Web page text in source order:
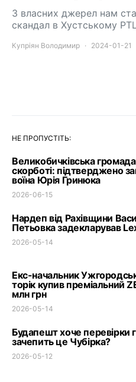
З власних джерел нам
скандал в Хустському
Купріян Володимир 2024-01-21
НЕ ПРОПУСТІТЬ:
Великобичківська
скорботі: підтверджено
воїна Юрія Гринюка
2026-06-15
Нардеп від Рахівщини
Петьовка задекларував
2026-05-14
Екс-начальник
торік купив преміальний
млн грн
2026-05-14
Будапешт хоче перевірки
зачепить це Чубірка?
2026-05-12